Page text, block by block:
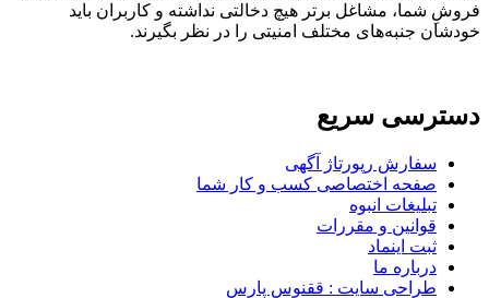
برتر هیچ دخالتی نداشته و کاربران باید
مختلف امنیتی را در نظر بگیرند.
سریع
آگهی
کسب و کار شما
انبوه
و مقررات
سایت : ققنوس پارس